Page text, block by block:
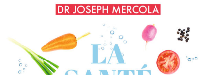
« Dr Wertham / L’homme qui étudia les tueurs en série » - Un Métier à Risque !
« Le Vent dand les Saules » - Une Belle Histoire !
« Damn Them All » - Un duo de Choc !